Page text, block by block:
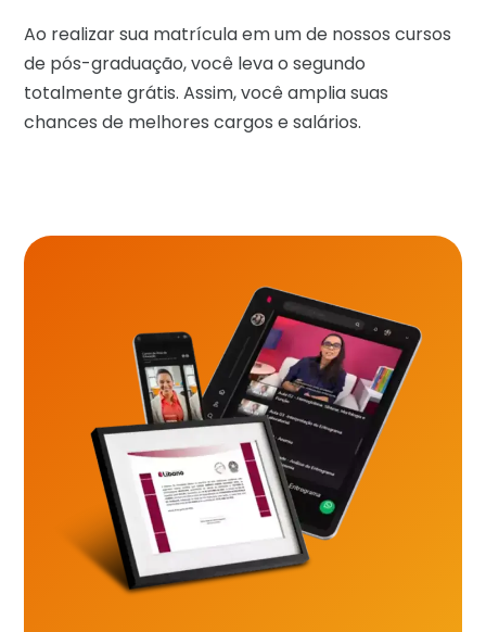
Ao realizar sua matrícula em um de nossos cursos
de pós-graduação, você leva o segundo
totalmente grátis. Assim, você amplia suas
chances de melhores cargos e salários.